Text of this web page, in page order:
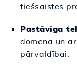
tiešsaistes
Pastāvīga
domēna un
pārvaldībai.